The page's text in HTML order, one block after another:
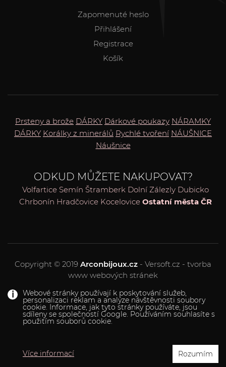
Webové stránky používají k poskytování služeb,
personalizaci reklam a analýze návštěvnosti soubory
cookie. Informace, jak tyto stránky používáte, jsou
sdíleny se společností Google. Používáním souhlasíte s
použitím souborů cookie.
Více informací Rozumím
Zapomenuté heslo
Přihlášení
Registrace
Košík
Prsteny a brože DÁRKY Dárkové poukazy NÁRAMKY
DÁRKY Korálky z minerálů Rychlé tvoření NÁUŠNICE
Náušnice
ODKUD MŮŽETE NAKUPOVAT?
Volfartice Semín Štramberk Dolní Zálezly Dubicko
Chrbonín Hradčovice Kocelovice Ostatní města ČR
Copyright © 2019 Arconbijoux.cz - Versoft.cz - tvorba
www webových stránek